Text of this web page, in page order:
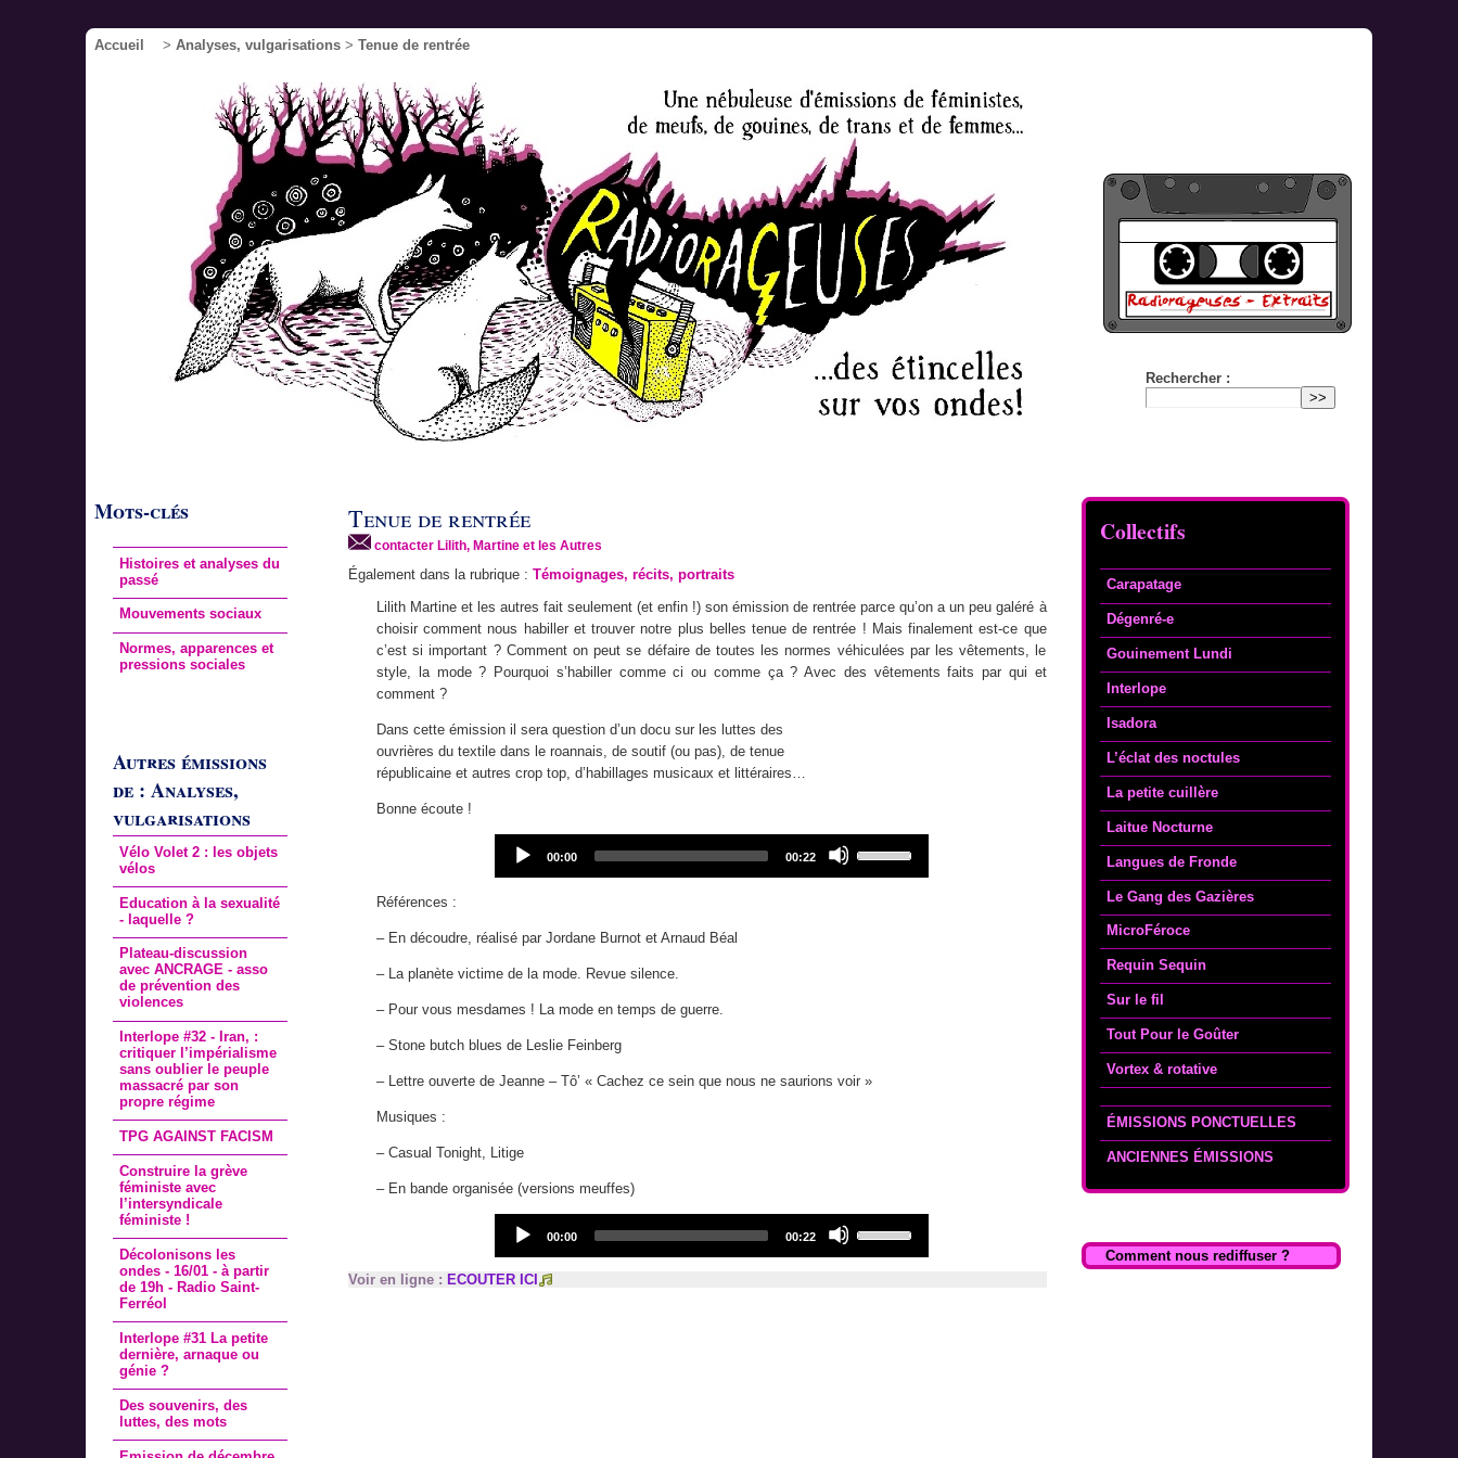
Accueil > Analyses, vulgarisations > Tenue de rentrée
Rechercher :
Collectifs
Carapatage
Dégenré-e
Gouinement Lundi
Interlope
Isadora
L’éclat des noctules
La petite cuillère
Laitue Nocturne
Langues de Fronde
Le Gang des Gazières
MicroFéroce
Requin Sequin
Sur le fil
Tout Pour le Goûter
Vortex & rotative
ÉMISSIONS PONCTUELLES
ANCIENNES ÉMISSIONS
Comment nous rediffuser ?
Mots-clés
Histoires et analyses du
passé
Mouvements sociaux
Normes, apparences et
pressions sociales
Autres émissions
de : Analyses,
vulgarisations
Vélo Volet 2 : les objets
vélos
Education à la sexualité
- laquelle ?
Plateau-discussion
avec ANCRAGE - asso
de prévention des
violences
Interlope #32 - Iran, :
critiquer l’impérialisme
sans oublier le peuple
massacré par son
propre régime
TPG AGAINST FACISM
Construire la grève
féministe avec
l’intersyndicale
féministe !
Décolonisons les
ondes - 16/01 - à partir
de 19h - Radio Saint-
Ferréol
Interlope #31 La petite
dernière, arnaque ou
génie ?
Des souvenirs, des
luttes, des mots
Tenue de rentrée
contacter Lilith, Martine et les Autres
Également dans la rubrique : Témoignages, récits, portraits
Lilith Martine et les autres fait seulement (et enfin !) son émission de rentrée parce qu’on a un peu galéré à
choisir comment nous habiller et trouver notre plus belles tenue de rentrée ! Mais finalement est-ce que
c’est si important ? Comment on peut se défaire de toutes les normes véhiculées par les vêtements, le
style, la mode ? Pourquoi s’habiller comme ci ou comme ça ? Avec des vêtements faits par qui et
comment ?
Dans cette émission il sera question d’un docu sur les luttes des
ouvrières du textile dans le roannais, de soutif (ou pas), de tenue
républicaine et autres crop top, d’habillages musicaux et littéraires…
Bonne écoute !
Audio
Player
Current
00:00
Total
00:22
Up/Down
Références :
– En découdre, réalisé par Jordane Burnot et Arnaud Béal
– La planète victime de la mode. Revue silence.
– Pour vous mesdames ! La mode en temps de guerre.
– Stone butch blues de Leslie Feinberg
– Lettre ouverte de Jeanne – Tô’ « Cachez ce sein que nous ne saurions voir »
Musiques :
– Casual Tonight, Litige
– En bande organisée (versions meuffes)
Audio
Player
Current
00:00
Total
00:22
Up/Down
Voir en ligne : ECOUTER ICI